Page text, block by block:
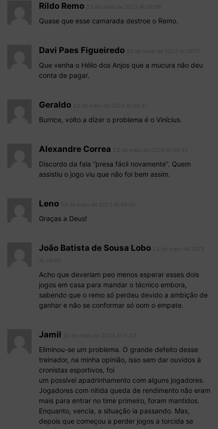
Rildo Remo
Quase que esse camarada destroe o Remo.
Davi Paes Figueiredo
Que venha o Hélio dos Anjos que a mucura não deu
conta de pagar.
Geraldo
Burrice, volto a dizer o problema é o Vinícius.
Alexandre Correa
Discordo da fala “presa fácil novamente”. Quem
assistiu o jogo viu que não foi bem assim.
Leno
Graças a Deus!
João Batista de Sousa Lobo
Acho que deveriam peo menos esperar esses dois
jogos em casa para mandar o técnico embora,
sabendo que o remo só perdeu devido a ambição de
ganhar e não se conformar só oom o empate.
Jamil
Eliminou-se um problema. O grande defeito desse
treinador, na minha opinião, isso sem dar ouvidos à
cronistas esportivos, foi
um possível apadrinhamento com alguns jogadores.
Jogadores com nítida queda de rendimento não eram
mais para entrar no time primeiro, foram mantidos.
Enquanto, vencia, a situação ia passando. Mas,
depois que começou a perder jogos a torcida se